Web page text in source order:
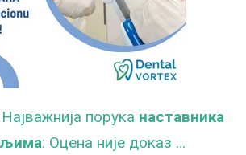
Најважнија порука наставника
: Оцена није доказ …